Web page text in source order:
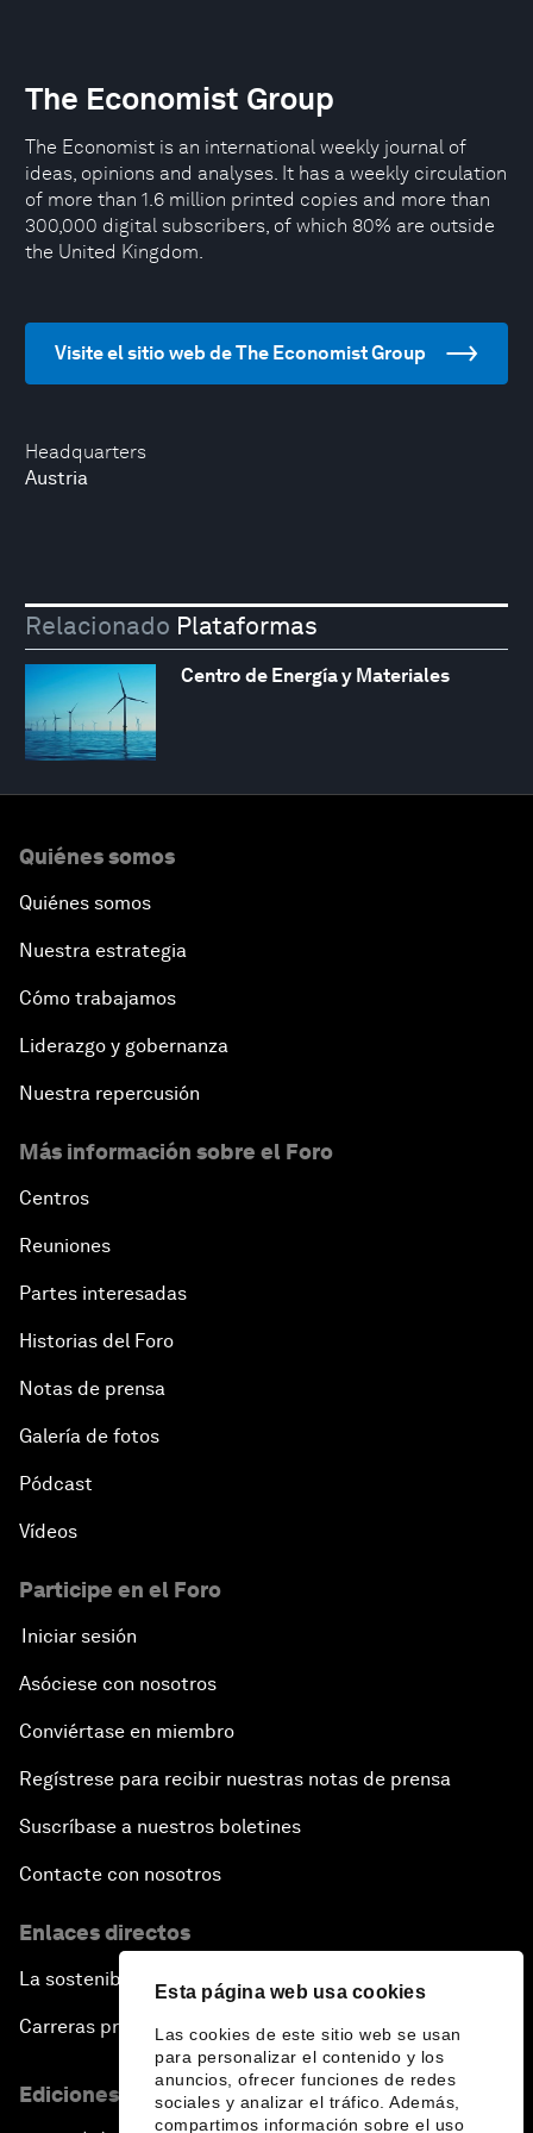
Esta página web usa cookies
Las cookies de este sitio web se usan
para personalizar el contenido y los
anuncios, ofrecer funciones de redes
sociales y analizar el tráfico. Además,
compartimos información sobre el uso
Headquarters
Austria
The Economist Group
The Economist is an international weekly journal of
ideas, opinions and analyses. It has a weekly circulation
of more than 1.6 million printed copies and more than
300,000 digital subscribers, of which 80% are outside
the United Kingdom.
Visite el sitio web de The Economist Group
Relacionado Plataformas
Centro de Energía y Materiales
Quiénes somos
Quiénes somos
Nuestra estrategia
Cómo trabajamos
Liderazgo y gobernanza
Nuestra repercusión
Más información sobre el Foro
Centros
Reuniones
Partes interesadas
Historias del Foro
Notas de prensa
Galería de fotos
Pódcast
Vídeos
Participe en el Foro
Iniciar sesión
Asóciese con nosotros
Conviértase en miembro
Regístrese para recibir nuestras notas de prensa
Suscríbase a nuestros boletines
Contacte con nosotros
Enlaces directos
La sostenibilidad en el Foro
Carreras profesionales
Ediciones en otros idiomas